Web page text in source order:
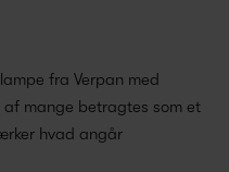
fra Verpan med
af mange betragtes som et
hvad angår